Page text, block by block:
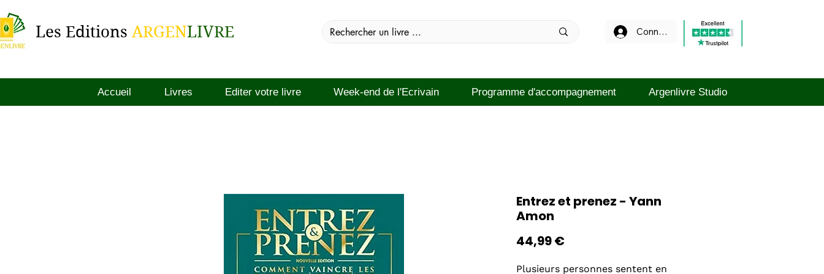
Les Editions ARGENLIVRE Connexion
Accueil Livres Editer votre livre Week-end de l'Ecrivain Programme d'accompagnement Argenlivre Studio
Entrez et prenez - Yann
Amon
44,99 €Prix
Plusieurs personnes sentent en